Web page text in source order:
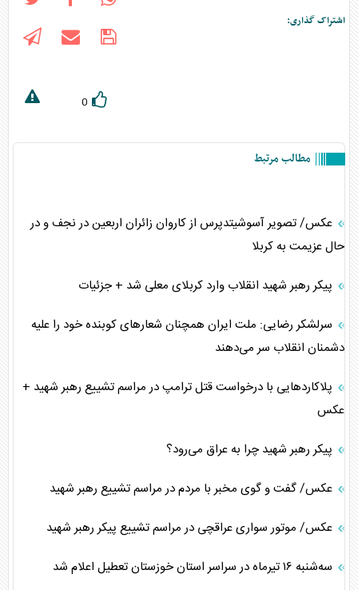
اشتراک گذاری:
0
مطالب مرتبط
عکس/ تصویر آسوشیتدپرس از کاروان زائران اربعین در نجف و در
حال عزیمت به کربلا
پیکر رهبر شهید انقلاب وارد کربلای معلی شد + جزئیات
سرلشکر رضایی: ملت ایران همچنان شعار‌های کوبنده خود را علیه
دشمنان انقلاب سر می‌دهند
پلاکارد‌هایی با درخواست قتل ترامپ در مراسم تشییع رهبر شهید +
عکس
پیکر رهبر شهید چرا به عراق می‌رود؟
عکس/ گفت و گوی مخبر با مردم در مراسم تشییع رهبر شهید
عکس/ موتور سواری عراقچی در مراسم تشییع پیکر رهبر شهید
سه‌شنبه ۱۶ تیرماه در سراسر استان خوزستان تعطیل اعلام شد